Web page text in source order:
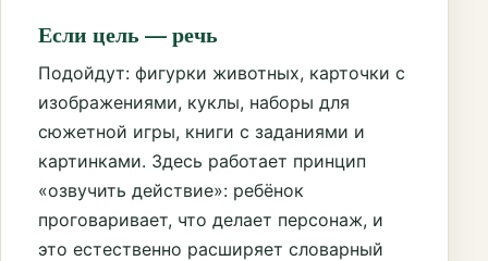
Если цель — речь
Подойдут: фигурки животных, карточки с
изображениями, куклы, наборы для
сюжетной игры, книги с заданиями и
картинками. Здесь работает принцип
«озвучить действие»: ребёнок
проговаривает, что делает персонаж, и
это естественно расширяет словарный